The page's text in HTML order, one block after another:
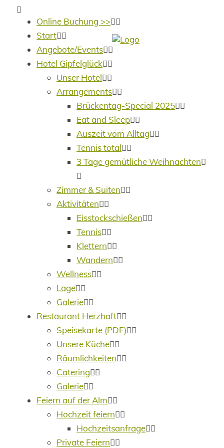
Online Buchung >>
Start
Angebote/Events
Hotel Gipfelglück
Unser Hotel
Arrangements
Brückentag-Special 2025
Eat and Sleep
Auszeit vom Alltag
Tennis total
3 Tage gemütliche Weihnachten
Zimmer & Suiten
Aktivitäten
Eisstockschießen
Tennis
Klettern
Wandern
Wellness
Lage
Galerie
Restaurant Herzhaft
Speisekarte (PDF)
Unsere Küche
Räumlichkeiten
Catering
Galerie
Feiern auf der Alm
Hochzeit feiern
Hochzeitsanfrage
Private Feiern